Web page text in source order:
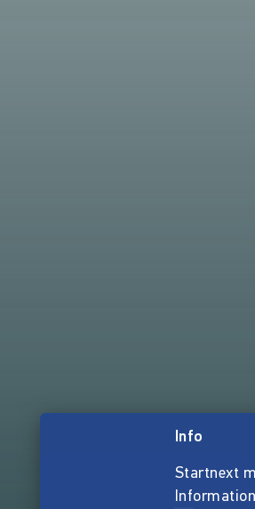
Info
Startnext